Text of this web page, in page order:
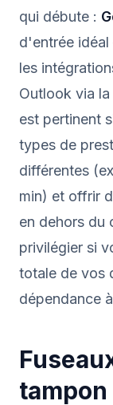
qui débute :
d'entrée
les
Outlook via
est pertinent
types de
différentes
min) et offrir
en dehors du
privilégier si
totale de vos
dépendance